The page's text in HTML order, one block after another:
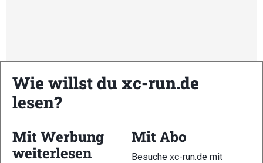
Kommende Veranstaltungen
Wie willst du xc-run.de
lesen?
Mit Werbung
weiterlesen
Mit Abo
Besuche xc-run.de mit